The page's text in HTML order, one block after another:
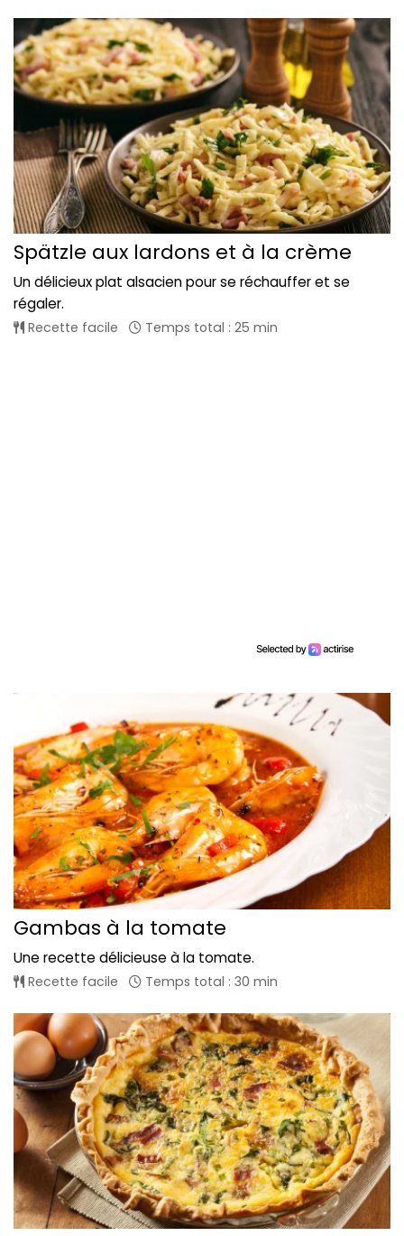
Spätzle aux lardons et à la crème
Un délicieux plat alsacien pour se réchauffer et se
régaler.
Recette facile Temps total : 25 min
Gambas à la tomate
Une recette délicieuse à la tomate.
Recette facile Temps total : 30 min